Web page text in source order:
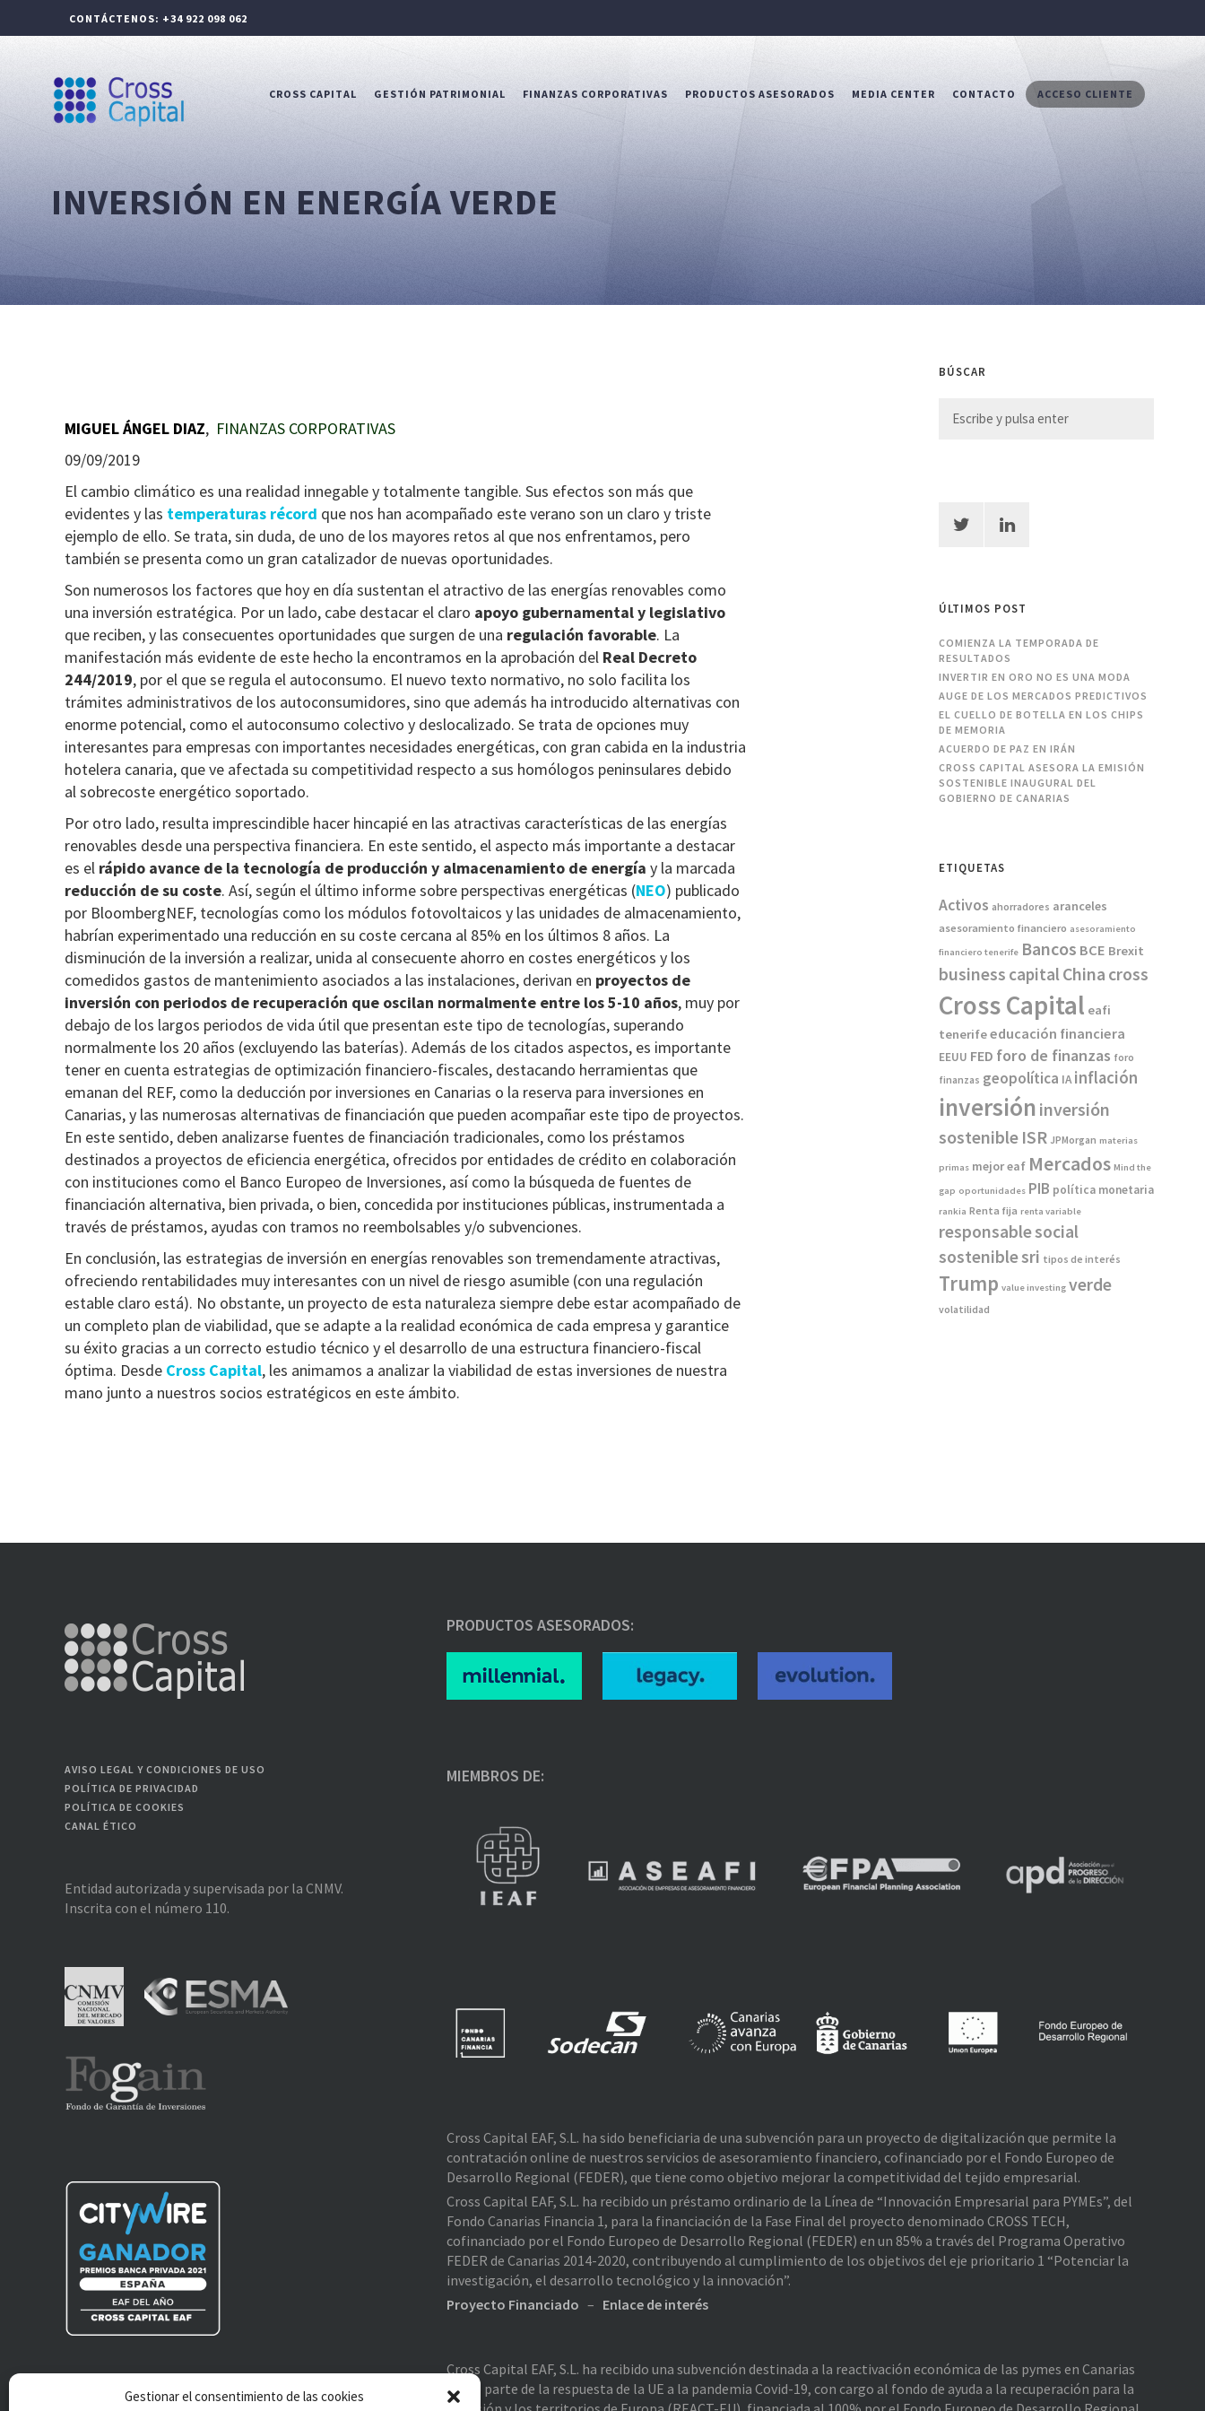
Gestionar el consentimiento de las cookies
CONTÁCTENOS: +34 922 098 062
CROSS CAPITAL GESTIÓN PATRIMONIAL FINANZAS CORPORATIVAS PRODUCTOS ASESORADOS MEDIA CENTER CONTACTO ACCESO CLIENTE
INVERSIÓN EN ENERGÍA VERDE
MIGUEL ÁNGEL DIAZ, FINANZAS CORPORATIVAS
09/09/2019
El cambio climático es una realidad innegable y totalmente tangible. Sus efectos son más que
evidentes y las temperaturas récord que nos han acompañado este verano son un claro y triste
ejemplo de ello. Se trata, sin duda, de uno de los mayores retos al que nos enfrentamos, pero
también se presenta como un gran catalizador de nuevas oportunidades.
Son numerosos los factores que hoy en día sustentan el atractivo de las energías renovables como
una inversión estratégica. Por un lado, cabe destacar el claro apoyo gubernamentaly legislativo
que reciben, y las consecuentes oportunidades que surgen de una regulación favorable. La
manifestación más evidente de este hecho la encontramos en la aprobación del Real Decreto
244/2019, por el que se regula el autoconsumo. El nuevo texto normativo, no solo facilita los
trámites administrativos de los autoconsumidores, sino que además ha introducido alternativas con
enorme potencial, como el autoconsumo colectivo y deslocalizado. Se trata de opciones muy
interesantes para empresas con importantes necesidades energéticas, con gran cabida en la industria
hotelera canaria, que ve afectada su competitividad respecto a sus homólogos peninsulares debido
al sobrecoste energético soportado.
Por otro lado, resulta imprescindible hacer hincapié en las atractivas características de las energías
renovables desde una perspectiva financiera. En este sentido, el aspecto más importante a destacar
es el rápido avance de la tecnología de producción y almacenamiento de energía y la marcada
reducción de su coste. Así, según el último informe sobre perspectivas energéticas (NEO) publicado
por BloombergNEF, tecnologías como los módulos fotovoltaicos y las unidades de almacenamiento,
habrían experimentado una reducción en su coste cercana al 85% en los últimos 8 años. La
disminución de la inversión a realizar, unida al consecuente ahorro en costes energéticos y los
comedidos gastos de mantenimiento asociados a las instalaciones, derivan en proyectos de
inversión con periodos de recuperación que oscilan normalmente entre los 5-10 años, muy por
debajo de los largos periodos de vida útil que presentan este tipo de tecnologías, superando
normalmente los 20 años (excluyendo las baterías). Además de los citados aspectos, es importante
tener en cuenta estrategias de optimización financiero-fiscales, destacando herramientas que
emanan del REF, como la deducción por inversiones en Canarias o la reserva para inversiones en
Canarias, y las numerosas alternativas de financiación que pueden acompañar este tipo de proyectos.
En este sentido, deben analizarse fuentes de financiación tradicionales, como los préstamos
destinados a proyectos de eficiencia energética, ofrecidos por entidades de crédito en colaboración
con instituciones como el Banco Europeo de Inversiones, así como la búsqueda de fuentes de
financiación alternativa, bien privada, o bien, concedida por instituciones públicas, instrumentada a
través de préstamos, ayudas con tramos no reembolsables y/o subvenciones.
En conclusión, las estrategias de inversión en energías renovables son tremendamente atractivas,
ofreciendo rentabilidades muy interesantes con un nivel de riesgo asumible (con una regulación
estable claro está). No obstante, un proyecto de esta naturaleza siempre debe estar acompañado de
un completo plan de viabilidad, que se adapte a la realidad económica de cada empresa y garantice
su éxito gracias a un correcto estudio técnico y el desarrollo de una estructura financiero-fiscal
óptima. Desde Cross Capital, les animamos a analizar la viabilidad de estas inversiones de nuestra
mano junto a nuestros socios estratégicos en este ámbito.
BÚSCAR
ÚLTIMOS POST
COMIENZA LA TEMPORADA DE
RESULTADOS
INVERTIR EN ORO NO ES UNA MODA
AUGE DE LOS MERCADOS PREDICTIVOS
EL CUELLO DE BOTELLA EN LOS CHIPS
DE MEMORIA
ACUERDO DE PAZ EN IRÁN
CROSS CAPITAL ASESORA LA EMISIÓN
SOSTENIBLE INAUGURAL DEL
GOBIERNO DE CANARIAS
ETIQUETAS
Activos ahorradores aranceles
asesoramiento financiero asesoramiento
financiero tenerife Bancos BCE Brexit
business capitalChina cross
Cross Capital eafi
tenerifeeducación financiera
EEUU FED foro de finanzas foro
finanzas geopolítica IA inflación
inversión inversión
sostenible ISR JPMorgan materias
primas mejor eaf Mercados Mind the
gap oportunidades PIB política monetaria
rankia Renta fija renta variable
responsablesocial
sosteniblesri tipos de interés
Trump value investing verde
volatilidad
AVISO LEGAL Y CONDICIONES DE USO
POLÍTICA DE PRIVACIDAD
POLÍTICA DE COOKIES
CANAL ÉTICO
Entidad autorizada y supervisada por la CNMV.
Inscrita con el número 110.
PRODUCTOS ASESORADOS:
MIEMBROS DE:
Cross Capital EAF, S.L. ha sido beneficiaria de una subvención para un proyecto de digitalización que permite la
contratación online de nuestros servicios de asesoramiento financiero, cofinanciado por el Fondo Europeo de
Desarrollo Regional (FEDER), que tiene como objetivo mejorar la competitividad del tejido empresarial.
Cross Capital EAF, S.L. ha recibido un préstamo ordinario de la Línea de “Innovación Empresarial para PYMEs”, del
Fondo Canarias Financia 1, para la financiación de la Fase Final del proyecto denominado CROSS TECH,
cofinanciado por el Fondo Europeo de Desarrollo Regional (FEDER) en un 85% a través del Programa Operativo
FEDER de Canarias 2014-2020, contribuyendo al cumplimiento de los objetivos del eje prioritario 1 “Potenciar la
investigación, el desarrollo tecnológico y la innovación”.
Proyecto Financiado – Enlace de interés
Cross Capital EAF, S.L. ha recibido una subvención destinada a la reactivación económica de las pymes en Canarias
como parte de la respuesta de la UE a la pandemia Covid-19, con cargo al fondo de ayuda a la recuperación para la